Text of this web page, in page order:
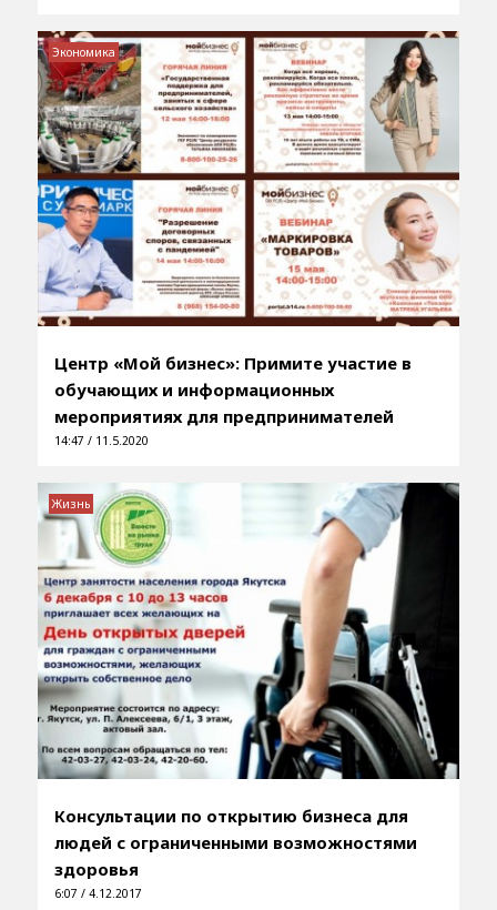
Центр «Мой бизнес»: Примите участие в
обучающих и информационных
мероприятиях для предпринимателей
14:47 / 11.5.2020
Экономика
Консультации по открытию бизнеса для
людей с ограниченными возможностями
здоровья
6:07 / 4.12.2017
Жизнь